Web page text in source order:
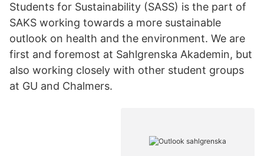
Students for Sustainability (SASS) is the part of
SAKS working towards a more sustainable
outlook on health and the environment. We are
first and foremost at Sahlgrenska Akademin, but
also working closely with other student groups
at GU and Chalmers.